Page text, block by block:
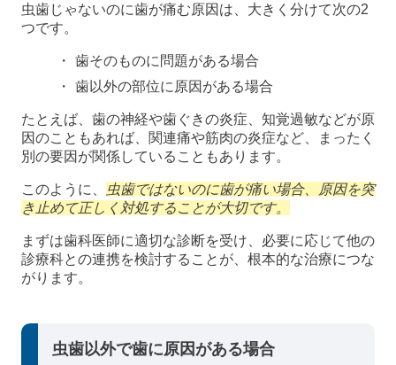
虫歯じゃないのに歯が痛む原因は、大きく分けて次の2
つです。
歯そのものに問題がある場合
歯以外の部位に原因がある場合
たとえば、歯の神経や歯ぐきの炎症、知覚過敏などが原
因のこともあれば、関連痛や筋肉の炎症など、まったく
別の要因が関係していることもあります。
このように、
虫歯ではないのに歯が痛い場合、原因を突
き止めて正しく対処することが大切です。
まずは歯科医師に適切な診断を受け、必要に応じて他の
診療科との連携を検討することが、根本的な治療につな
がります。
虫歯以外で歯に原因がある場合